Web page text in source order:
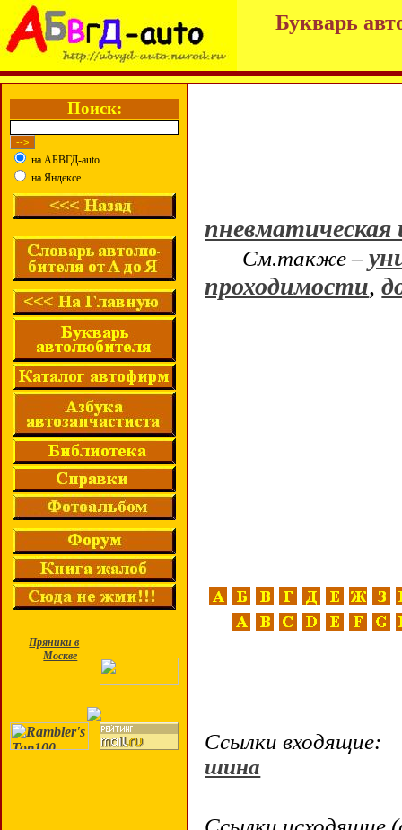
Букварь
Поиск:
на АБВГД-auto
на Яндексе
Пряники в
Москве
См.также –
проходимости,
Ссылки входящие:
шина